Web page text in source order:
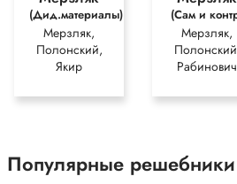
(Дид.материалы)
Мерзляк,
Полонский,
Якир
(Сам и
Мерзляк,
Рабинович
Популярные